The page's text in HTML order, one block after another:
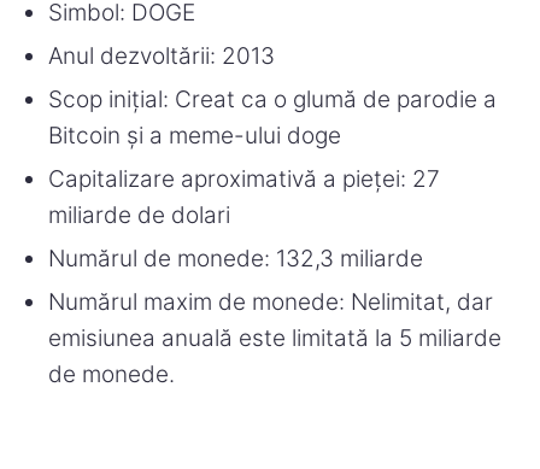
Simbol: DOGE
Anul dezvoltării: 2013
Scop inițial: Creat ca o glumă de parodie a
Bitcoin și a meme-ului doge
Capitalizare aproximativă a pieței: 27
miliarde de dolari
Numărul de monede: 132,3 miliarde
Numărul maxim de monede: Nelimitat, dar
emisiunea anuală este limitată la 5 miliarde
de monede.